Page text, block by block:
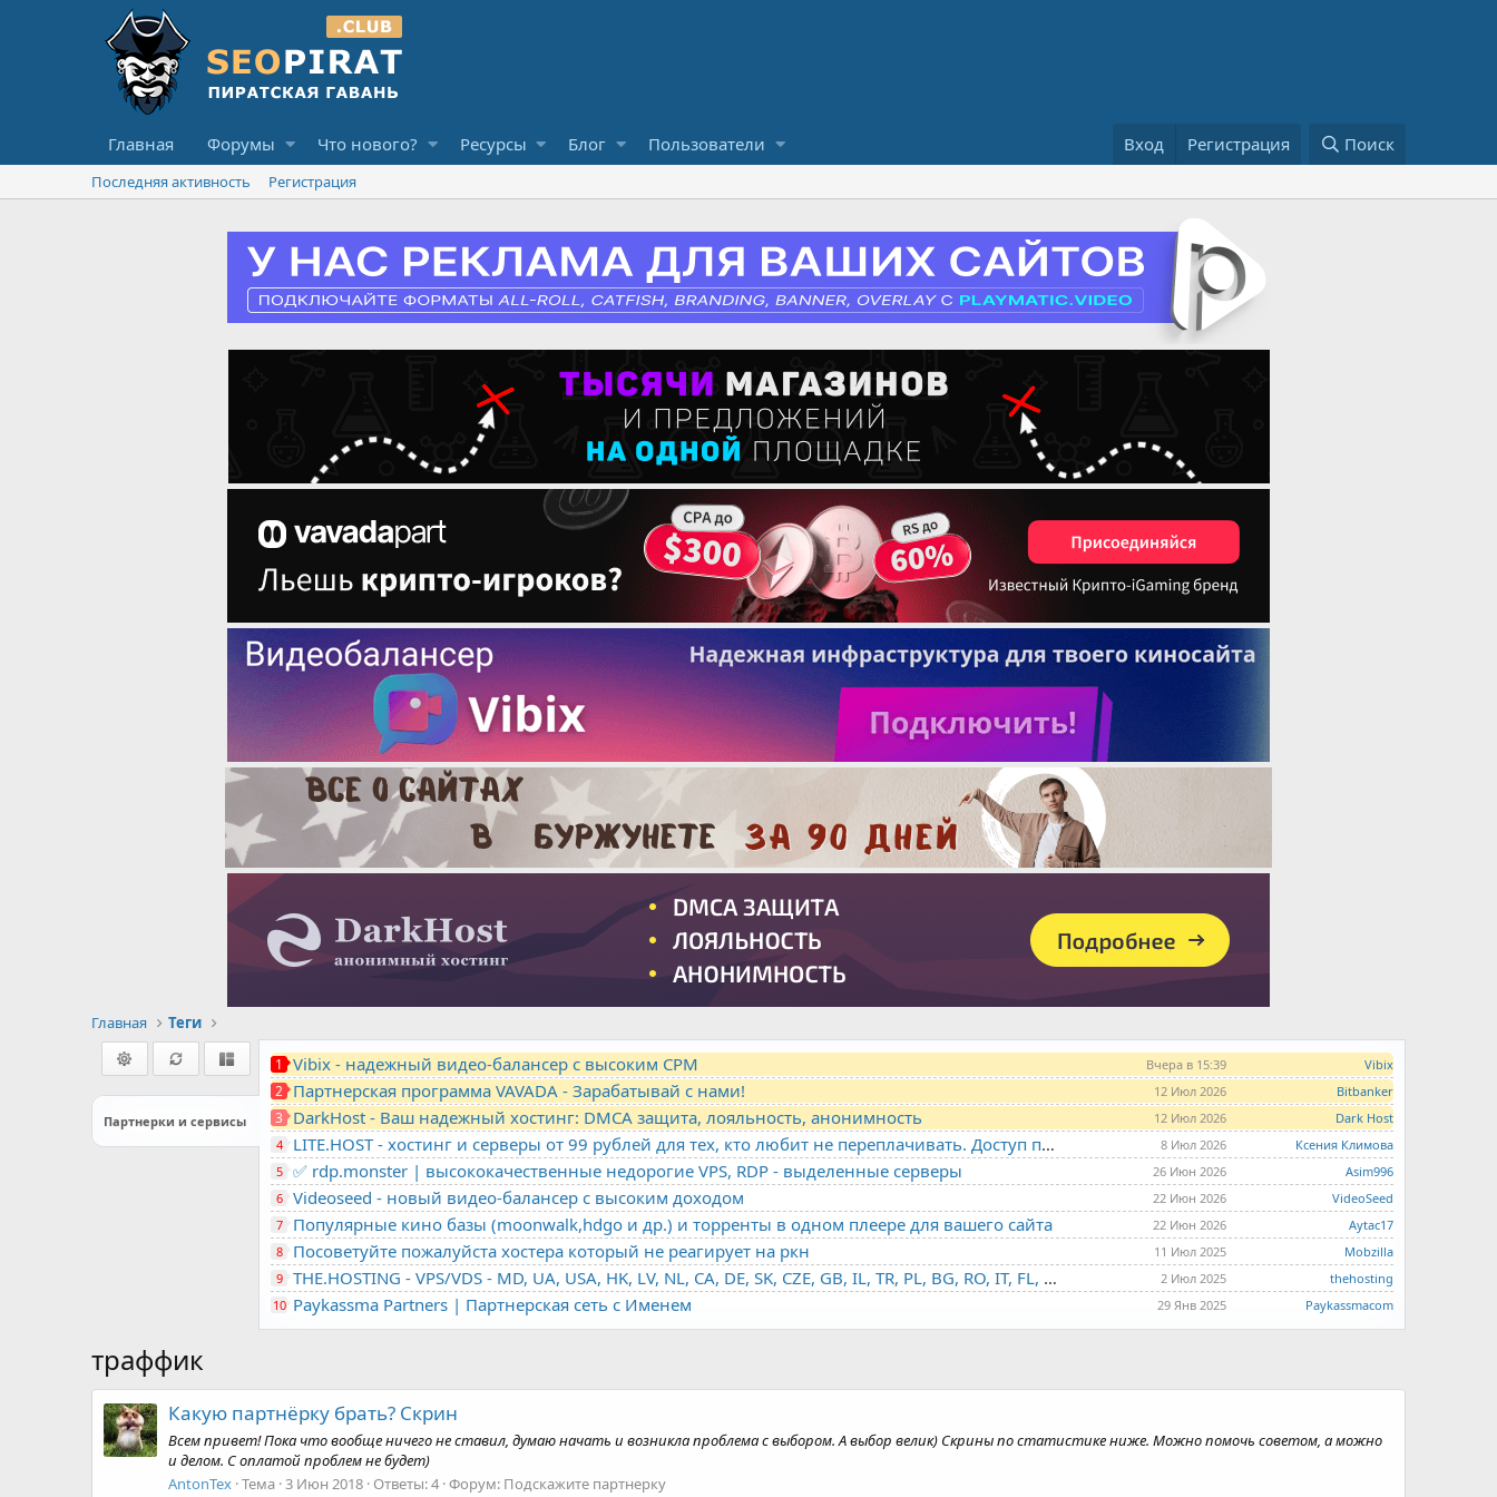
Главная Форумы Что нового? Ресурсы Блог Пользователи Вход Регистрация Поиск
Последняя активность Регистрация
Главная Теги
Партнерки и сервисы
1 Vibix - надежный видео-балансер с высоким CPM Вчера в 15:39 Vibix
2 Партнерская программа VAVADA - Зарабатывай с нами! 12 Июл 2026 Bitbanker
3 DarkHost - Ваш надежный хостинг: DMCA защита, лояльность, анонимность 12 Июл 2026
Dark Host
4
LITE.HOST - хостинг и серверы от 99 рублей для тех, кто любит не переплачивать. Доступ по SSH, поддержка PHP, GIT, COMPOSER, сертификаты Let's Encrypt 8 Июл 2026
Ксения Климова
5
✅ rdp.monster | высококачественные недорогие VPS, RDP - выделенные серверы 26 Июн 2026
Asim996
6
Videoseed - новый видео-балансер с высоким доходом 22 Июн 2026
VideoSeed
7
Популярные кино базы (moonwalk,hdgo и др.) и торренты в одном плеере для вашего сайта 22 Июн 2026
Aytac17
8
Посоветуйте пожалуйста хостера который не реагирует на ркн 11 Июл 2025
Mobzilla
9
THE.HOSTING - VPS/VDS - MD, UA, USA, HK, LV, NL, CA, DE, SK, CZE, GB, IL, TR, PL, BG, RO, IT, FL, HU, PT. 2 Июл 2025
thehosting
10 Paykassma Partners | Партнерская сеть с Именем 29 Янв 2025 Paykassmacom
траффик
Какую партнёрку брать? Скрин
Всем привет! Пока что вообще ничего не ставил, думаю начать и возникла проблема с выбором. А выбор велик) Скрины по статистике ниже. Можно помочь советом, а можно
и делом. С оплатой проблем не будет)
AntonTex Тема 3 Июн 2018 Ответы: 4 Форум: Подскажите партнерку